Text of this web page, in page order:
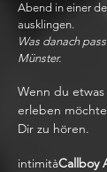
Abend in einer
ausklingen.
Was danach
Münster.
Wenn du
erleben
Dir zu hören.
intimitàCallboy